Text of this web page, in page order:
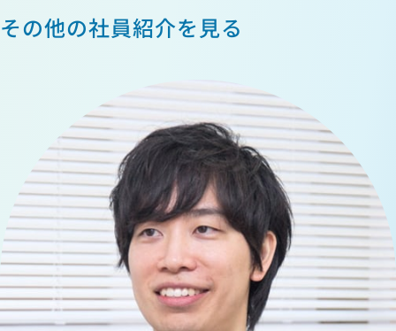
その他の社員紹介を見る